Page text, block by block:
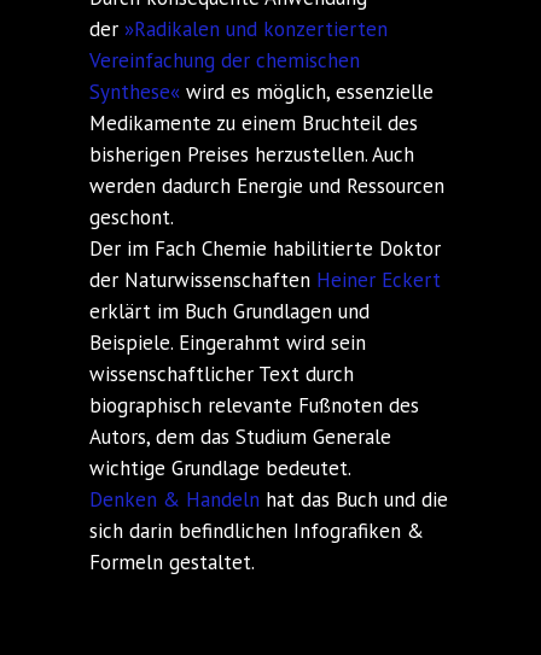
der »Radikalen und konzertierten
Vereinfachung der chemischen
Synthese« wird es möglich, essenzielle
Medikamente zu einem Bruchteil des
bisherigen Preises herzustellen. Auch
werden dadurch Energie und Ressourcen
geschont.
Der im Fach Chemie habilitierte Doktor
der Naturwissenschaften Heiner Eckert
erklärt im Buch Grundlagen und
Beispiele. Eingerahmt wird sein
wissenschaftlicher Text durch
biographisch relevante Fußnoten des
Autors, dem das Studium Generale
wichtige Grundlage bedeutet.
Denken & Handeln hat das Buch und die
sich darin befindlichen Infografiken &
Formeln gestaltet.